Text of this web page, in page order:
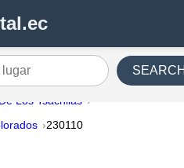
Los Tsáchilas
230110